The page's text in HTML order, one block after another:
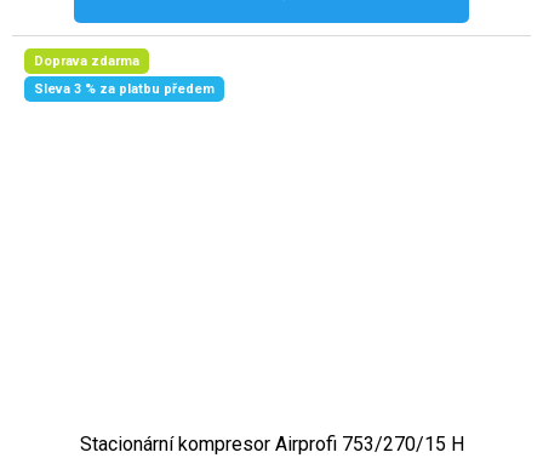
Doprava zdarma
Sleva 3 % za platbu předem
Stacionární kompresor Airprofi 753/270/15 H